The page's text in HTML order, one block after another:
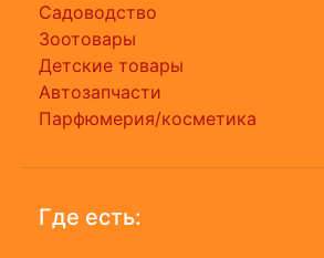
Садоводство
Зоотовары
Детские товары
Автозапчасти
Парфюмерия/косметика
Где есть: